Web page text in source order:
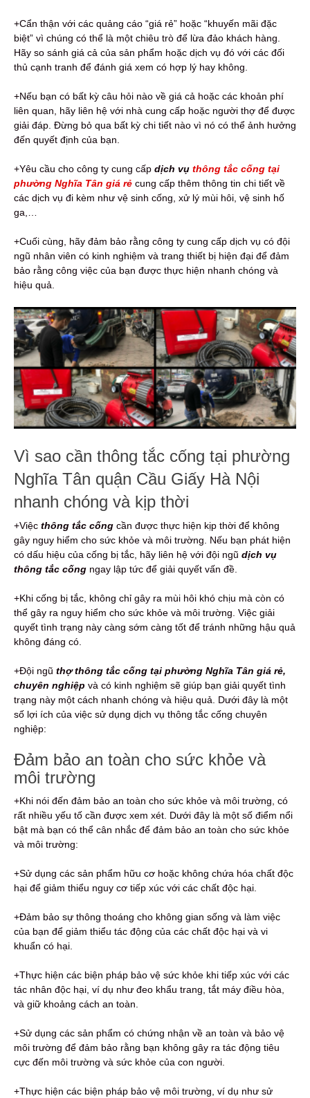
+Cẩn thận với các quảng cáo “giá rẻ” hoặc “khuyến mãi đặc
biệt” vì chúng có thể là một chiêu trò để lừa đảo khách hàng.
Hãy so sánh giá cả của sản phẩm hoặc dịch vụ đó với các đối
thủ cạnh tranh để đánh giá xem có hợp lý hay không.
+Nếu bạn có bất kỳ câu hỏi nào về giá cả hoặc các khoản phí
liên quan, hãy liên hệ với nhà cung cấp hoặc người thợ để được
giải đáp. Đừng bỏ qua bất kỳ chi tiết nào vì nó có thể ảnh hưởng
đến quyết định của bạn.
+Yêu cầu cho công ty cung cấp dịch vụ thông tắc cống tại
phường Nghĩa Tân giá rẻ cung cấp thêm thông tin chi tiết về
các dịch vụ đi kèm như vệ sinh cống, xử lý mùi hôi, vệ sinh hố
ga,…
+Cuối cùng, hãy đảm bảo rằng công ty cung cấp dịch vụ có đội
ngũ nhân viên có kinh nghiệm và trang thiết bị hiện đại để đảm
bảo rằng công việc của bạn được thực hiện nhanh chóng và
hiệu quả.
Vì sao cần thông tắc cống tại phường
Nghĩa Tân quận Cầu Giấy Hà Nội
nhanh chóng và kịp thời
+Việc thông tắc cống cần được thực hiện kịp thời để không
gây nguy hiểm cho sức khỏe và môi trường. Nếu bạn phát hiện
có dấu hiệu của cống bị tắc, hãy liên hệ với đội ngũ dịch vụ
thông tắc cống ngay lập tức để giải quyết vấn đề.
+Khi cống bị tắc, không chỉ gây ra mùi hôi khó chịu mà còn có
thể gây ra nguy hiểm cho sức khỏe và môi trường. Việc giải
quyết tình trạng này càng sớm càng tốt để tránh những hậu quả
không đáng có.
+Đội ngũ thợ thông tắc cống tại phường Nghĩa Tân giá rẻ,
chuyên nghiệp và có kinh nghiệm sẽ giúp bạn giải quyết tình
trạng này một cách nhanh chóng và hiệu quả. Dưới đây là một
số lợi ích của việc sử dụng dịch vụ thông tắc cống chuyên
nghiệp:
Đảm bảo an toàn cho sức khỏe và
môi trường
+Khi nói đến đảm bảo an toàn cho sức khỏe và môi trường, có
rất nhiều yếu tố cần được xem xét. Dưới đây là một số điểm nổi
bật mà bạn có thể cân nhắc để đảm bảo an toàn cho sức khỏe
và môi trường:
+Sử dụng các sản phẩm hữu cơ hoặc không chứa hóa chất độc
hại để giảm thiểu nguy cơ tiếp xúc với các chất độc hại.
+Đảm bảo sự thông thoáng cho không gian sống và làm việc
của bạn để giảm thiểu tác động của các chất độc hại và vi
khuẩn có hại.
+Thực hiện các biện pháp bảo vệ sức khỏe khi tiếp xúc với các
tác nhân độc hại, ví dụ như đeo khẩu trang, tắt máy điều hòa,
và giữ khoảng cách an toàn.
+Sử dụng các sản phẩm có chứng nhận về an toàn và bảo vệ
môi trường để đảm bảo rằng bạn không gây ra tác động tiêu
cực đến môi trường và sức khỏe của con người.
+Thực hiện các biện pháp bảo vệ môi trường, ví dụ như sử